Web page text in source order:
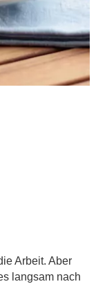
Arbeit. Aber
langsam nach